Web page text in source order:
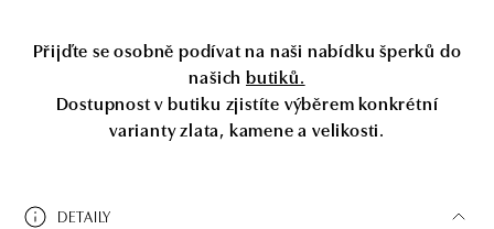
Přijďte se osobně podívat na naši nabídku šperků do
našich butiků.
Dostupnost v butiku zjistíte výběrem konkrétní
varianty zlata, kamene a velikosti.
DETAILY